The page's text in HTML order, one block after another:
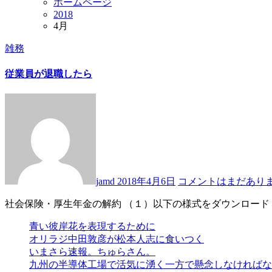
2018
4月
雑務
従業員が退職したら
jamd 2018年4月6日 コメントはまだあり
社会保険・厚生年金の解約 （１）以下の様式をダウンロー
青い彼岸花を表現するために
オリラジ中田敦彦が松本人志に食いつく
いまさら速報。ちゅらさん。
九州の半導体工場で活気に湧く一方で懸念しなければ